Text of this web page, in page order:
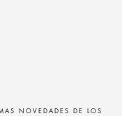
NOVEDADES DE LOS